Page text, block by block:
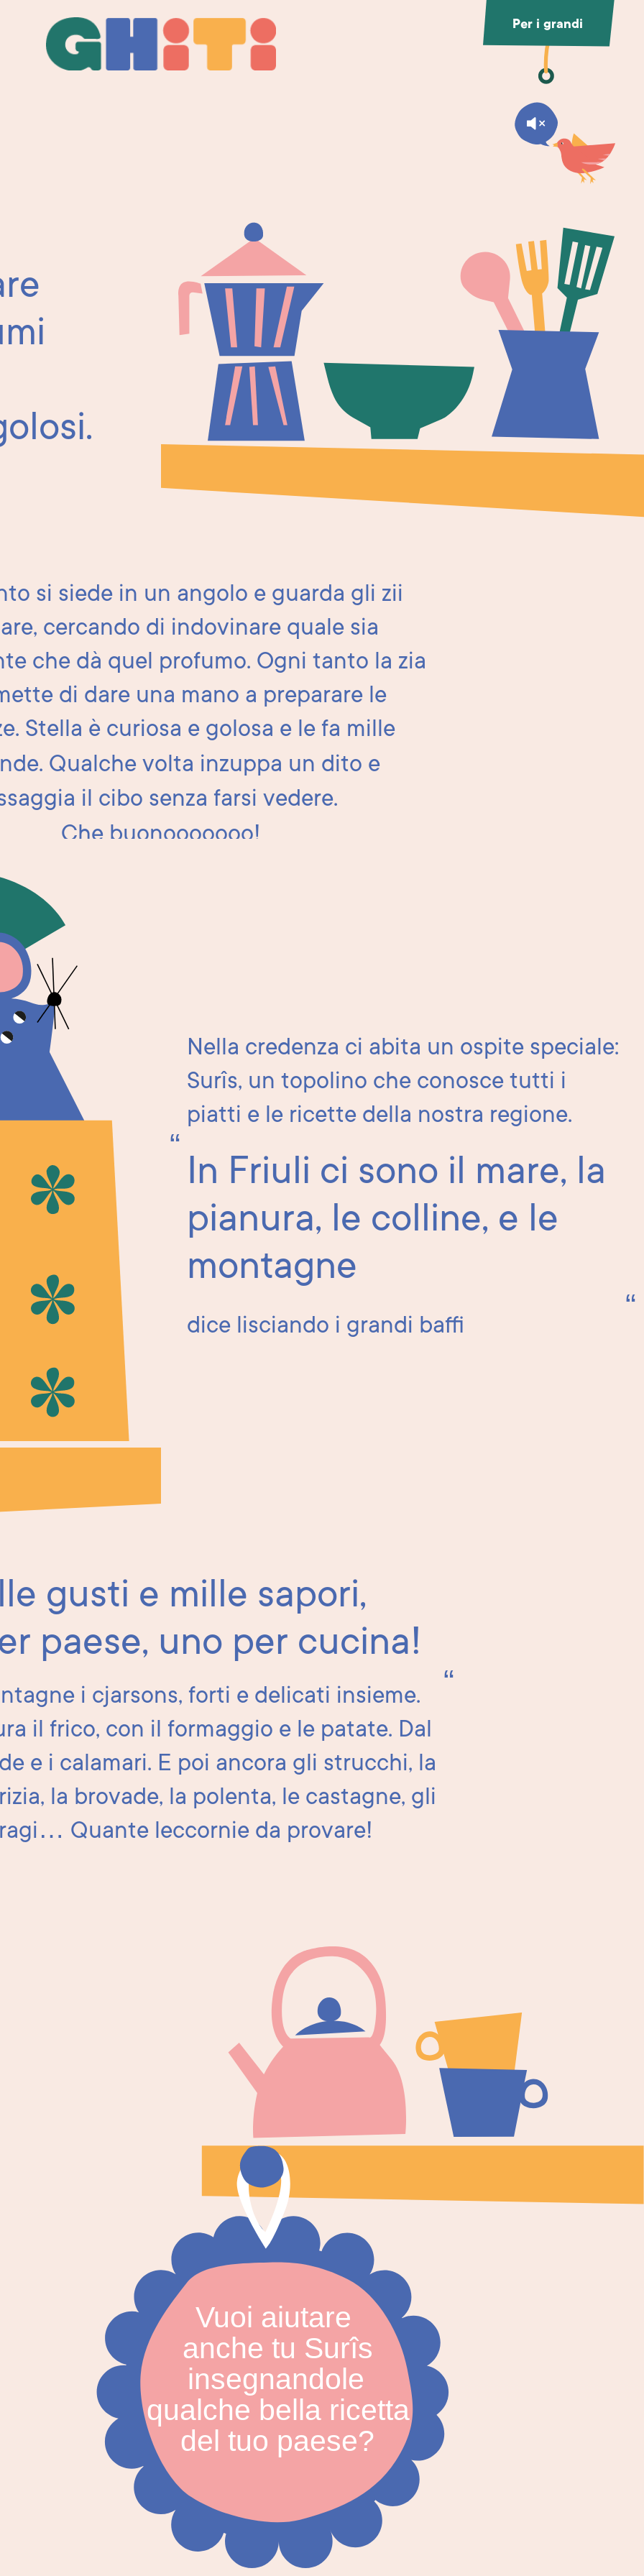
Ghiti
Ghiti Per i grandi
si siede in un angolo e guarda gli zii
cercando di indovinare quale sia
che dà quel profumo. Ogni tanto la zia
di dare una mano a preparare le
Stella è curiosa e golosa e le fa mille
Qualche volta inzuppa un dito e
il cibo senza farsi vedere.
Che buonooooooo!
Nella credenza ci abita un ospite speciale:
Surîs, un topolino che conosce tutti i
piatti e le ricette della nostra regione.
In Friuli ci sono il mare, la
pianura, le colline, e le
montagne
dice lisciando i grandi baffi
gusti e mille sapori,
paese, uno per cucina!
i cjarsons, forti e delicati insieme.
il frico, con il formaggio e le patate. Dal
e i calamari. E poi ancora gli strucchi, la
la brovade, la polenta, le castagne, gli
Quante leccornie da provare!
Vuoi aiutare
anche tu Surîs
insegnandole
qualche bella ricetta
del tuo paese?